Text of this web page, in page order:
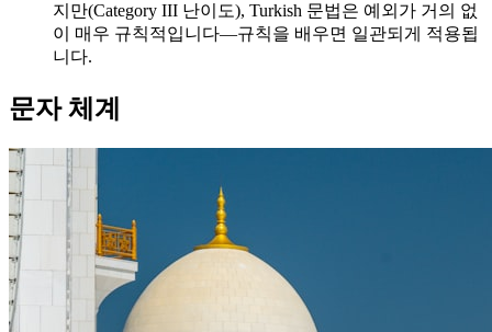
지만(Category III 난이도), Turkish 문법은 예외가 거의 없
이 매우 규칙적입니다—규칙을 배우면 일관되게 적용됩
니다.
문자 체계